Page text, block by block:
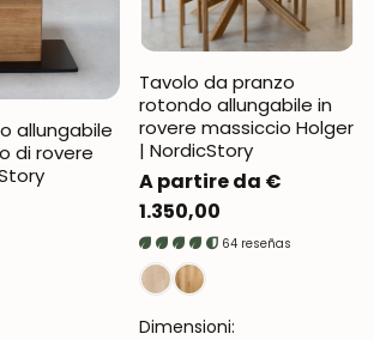
allungabile
di rovere
Tavolo da pranzo
rotondo allungabile in
rovere massiccio Holger
| NordicStory
Prezzo
normale
A partire da €
1.350,00
64 reseñas
Dimensioni: